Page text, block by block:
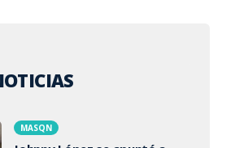
MASQN